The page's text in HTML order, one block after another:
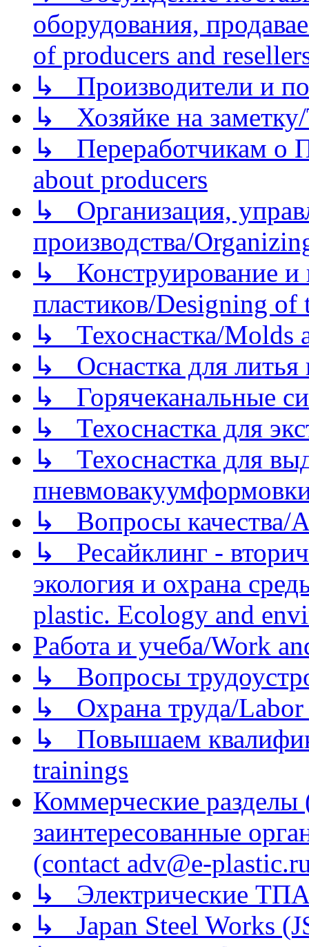
оборудования,
of producers and
↳ Производители и
↳ Хозяйке на
↳ Переработчикам о
about producers
↳ Организация,
производства/
↳ Конструирование и
пластиков/Designing of
↳ Техоснастка/Molds
↳ Оснастка для литья
↳ Горячеканальные
↳ Техоснастка для
↳ Техоснастка для
↳ Вопросы качества/
↳ Ресайклинг -
экология и охрана
plastic. Ecology and
Работа и учеба/Work
↳ Вопросы
↳ Охрана труда/Labor
↳ Повышаем
trainings
Коммерческие
заинтересованные
(contact adv@e-
↳ Электрические
↳ Japan Steel Works